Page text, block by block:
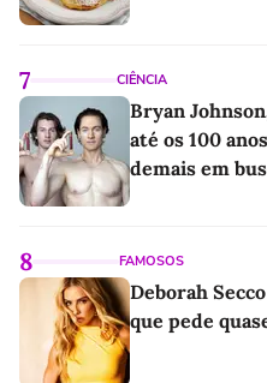
7 CIÊNCIA
Bryan
até os 100
demais em
8 FAMOSOS
Deborah
que pede